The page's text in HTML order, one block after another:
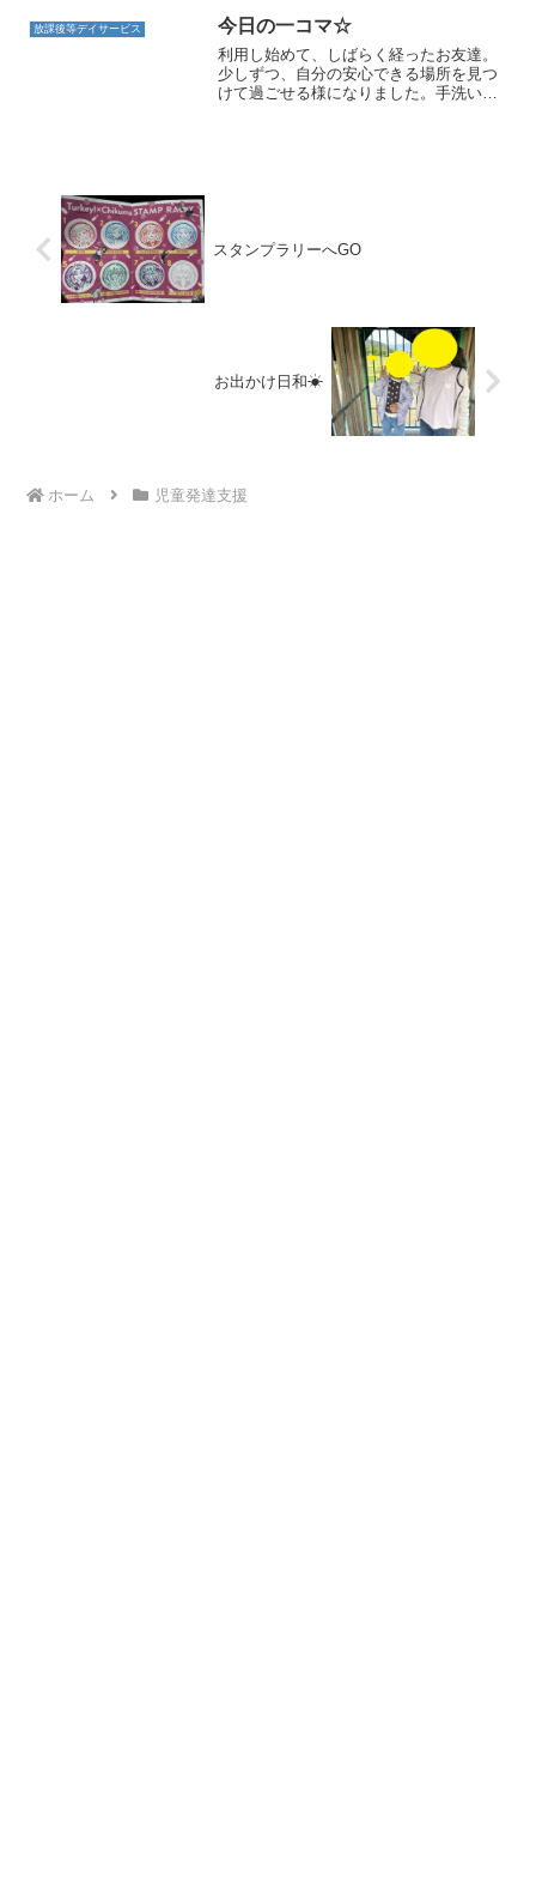
放課後等デイサービス 今日の一コマ☆
利用し始めて、しばらく経ったお友達。
少しずつ、自分の安心できる場所を見つ
けて過ごせる様になりました。手洗い・
スタンプラリーへGO
お出かけ日和☀
ホーム 児童発達支援